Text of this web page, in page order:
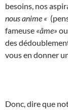
besoins, nos
nous anime «
fameuse «âme» ou
des
vous en donner
Donc, dire que